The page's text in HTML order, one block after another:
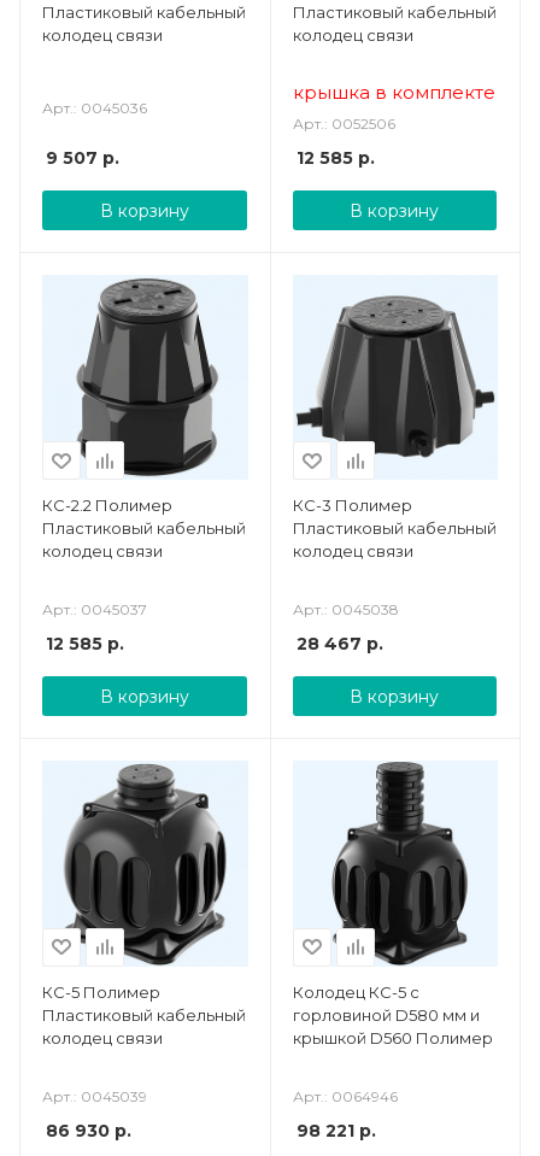
Пластиковый кабельный
колодец связи
Арт.: 0045036
9 507 р.
В корзину
Пластиковый кабельный
колодец связи
крышка в комплекте
Арт.: 0052506
12 585р.
В корзину
КС-2.2 Полимер
Пластиковый кабельный
колодец связи
Арт.: 0045037
12 585 р.
В корзину
КС-3 Полимер
Пластиковый кабельный
колодец связи
Арт.: 0045038
28 467 р.
В корзину
КС-5 Полимер
Пластиковый кабельный
колодец связи
Арт.: 0045039
86 930 р.
Колодец КС-5 c
горловиной D580 мм и
крышкой D560 Полимер
Арт.: 0064946
98 221р.